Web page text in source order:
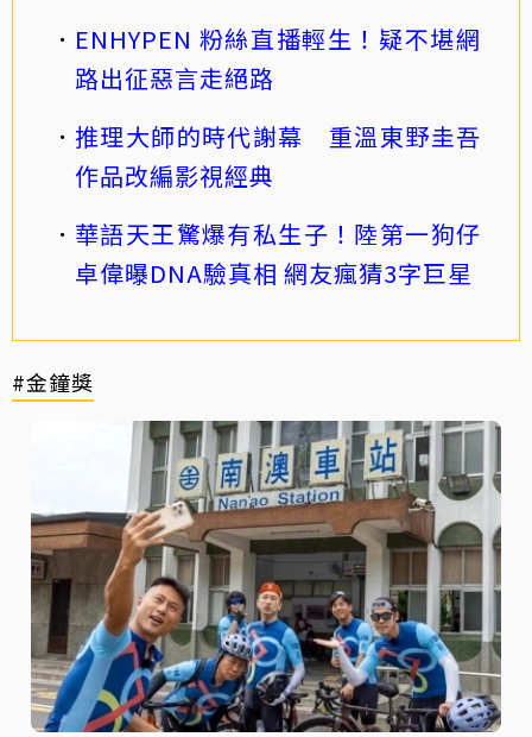
ENHYPEN 粉絲直播輕生！疑不堪網
路出征惡言走絕路
推理大師的時代謝幕 重溫東野圭吾
作品改編影視經典
華語天王驚爆有私生子！陸第一狗仔
卓偉曝DNA驗真相 網友瘋猜3字巨星
#金鐘獎